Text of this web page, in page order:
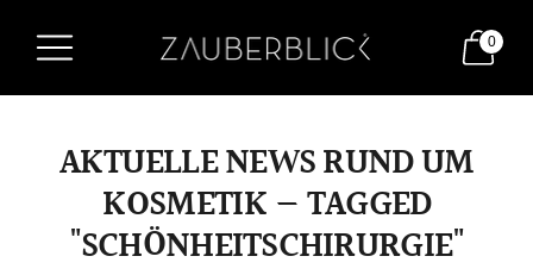
0
AKTUELLE NEWS RUND UM
KOSMETIK — TAGGED
"SCHÖNHEITSCHIRURGIE"